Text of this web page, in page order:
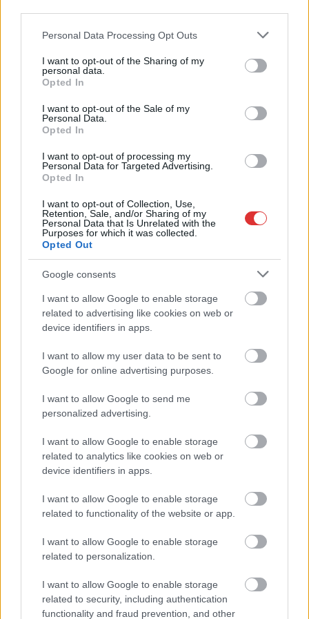
Please note that this website/app uses one or more Google
not limited to your visit or usage behaviour. You may click to
grant or deny consent to Google and its third-party tags to
use your data for below specified purposes in below Google
consent section.
Personal Data Processing Opt Outs
I want to opt-out of the Sharing of my
personal data.
Opted In
I want to opt-out of the Sale of my
Personal Data.
Opted In
I want to opt-out of processing my
Personal Data for Targeted Advertising.
Opted In
I want to opt-out of Collection, Use,
Retention, Sale, and/or Sharing of my
Personal Data that Is Unrelated with the
Purposes for which it was collected.
Opted Out
Google consents
I want to allow Google to enable storage
related to advertising like cookies on web or
device identifiers in apps.
I want to allow my user data to be sent to
Google for online advertising purposes.
I want to allow Google to send me
personalized advertising.
I want to allow Google to enable storage
related to analytics like cookies on web or
device identifiers in apps.
I want to allow Google to enable storage
related to functionality of the website or app.
I want to allow Google to enable storage
related to personalization.
I want to allow Google to enable storage
related to security, including authentication
functionality and fraud prevention, and other
amit javasolna a kamara, a védettségi igazolvány
oltási kedv, és jelenleg nincs más megoldás, mint a vakcina –
írja az atv.hu. A Magyar Orvosi Kamara elnöke természetesen
nemcsak a járványról beszélt az ATV Start című műsorában.
Kincses elmondta: készítettek egy felmérést azzal
kapcsolatban, hogy az orvosok egyetértenek-e a hálapénz
betiltásával. A kutatás szerint a megkérdezettek 74%-a azt
nyilatkozta, hogy elégedett a…
TOVÁBB OLVASOM
Magyarország magyar orvosi kamara,védettségi igazolvány
Adja meg keresztnevét:
Megismertem és elfogadom aGDPR-szabályzatot